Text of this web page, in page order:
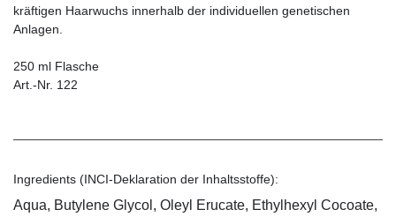
kräftigen Haarwuchs innerhalb der individuellen genetischen
Anlagen.
250 ml Flasche
Art.-Nr. 122
Ingredients (INCI-Deklaration der Inhaltsstoffe):
Aqua, Butylene Glycol, Oleyl Erucate, Ethylhexyl Cocoate,